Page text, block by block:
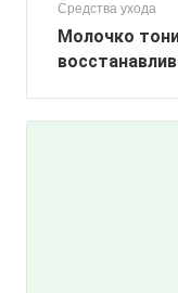
Средства ухода
Молочко